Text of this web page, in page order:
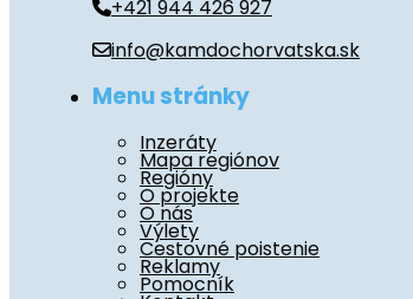
+421 944 426 927
info@kamdochorvatska.sk
Menu stránky
Inzeráty
Mapa regiónov
Regióny
O projekte
O nás
Výlety
Cestovné poistenie
Reklamy
Pomocník